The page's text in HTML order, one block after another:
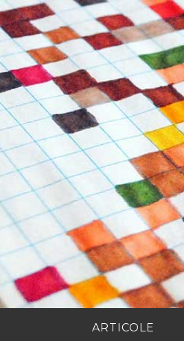
ARTICOLE